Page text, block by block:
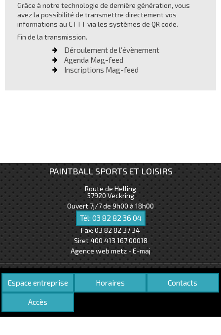
Grâce à notre technologie de dernière génération, vous
avez la possibilité de transmettre directement vos
informations au CTTT via les systèmes de QR code.
Fin de la transmission.
Déroulement de l’évènement
Agenda Mag-feed
Inscriptions Mag-feed
PAINTBALL SPORTS ET LOISIRS
Route de Helling
57920 Veckring
Ouvert 7j/7 de 9h00 à 18h00
Tél: 03 82 82 36 04
Fax: 03 82 82 37 34
Siret 400 413 167 00018
Agence web metz - E-maj
Espace entreprise Horaires Contacts
Accès